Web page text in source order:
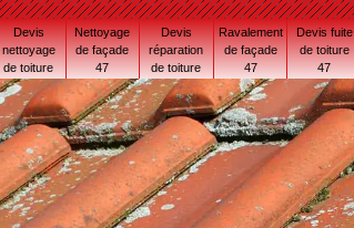
Devis
nettoyage
de toiture
47
Nettoyage
de façade
47
Devis
réparation
de toiture
47 Lot-et-
Garonne
Ravalement
de façade
47
Devis fuite
de toiture
47